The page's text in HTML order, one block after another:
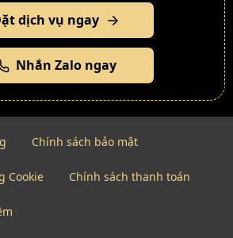
dịch vụ ngay
Nhắn Zalo ngay
Chính sách bảo mật
Cookie Chính sách thanh toán